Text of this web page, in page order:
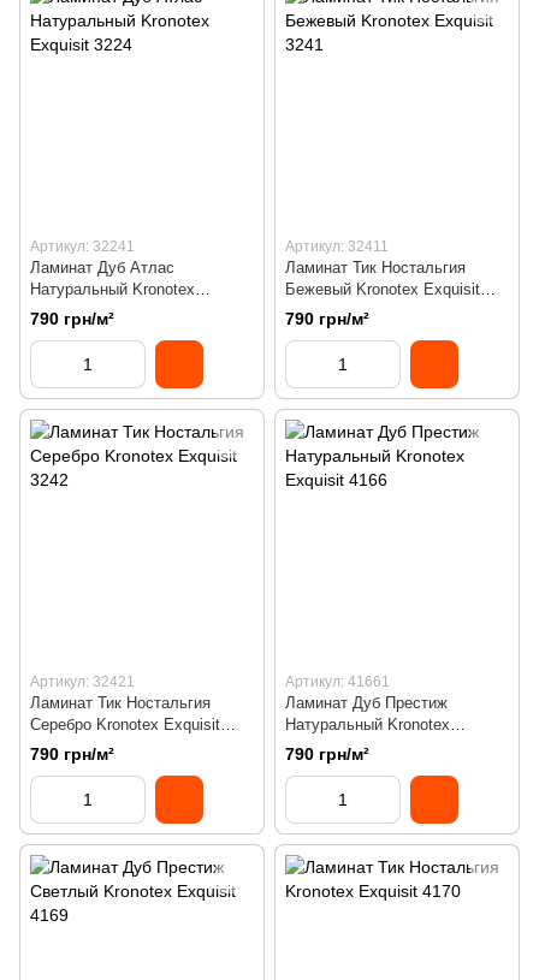
Артикул: 32241
Ламинат Дуб Атлас
Натуральный Kronotex
Exquisit 3224
790 грн/м²
Артикул: 32411
Ламинат Тик Ностальгия
Бежевый Kronotex Exquisit
3241
790 грн/м²
Артикул: 32421
Ламинат Тик Ностальгия
Серебро Kronotex Exquisit
3242
790 грн/м²
Артикул: 41661
Ламинат Дуб Престиж
Натуральный Kronotex
Exquisit 4166
790 грн/м²